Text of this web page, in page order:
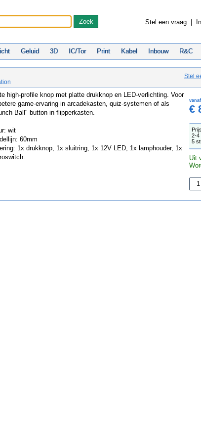
Stel een vraag
Geluid 3D IC/Tor Print Kabel Inbouw R&C
Stel
high-profile knop met platte drukknop en LED-verlichting. Voor
game-ervaring in arcadekasten, quiz-systemen of als
Ball" button in flipperkasten.
wit
60mm
1x drukknop, 1x sluitring, 1x 12V LED, 1x lamphouder, 1x
vanaf
€
2-4
5
Uit